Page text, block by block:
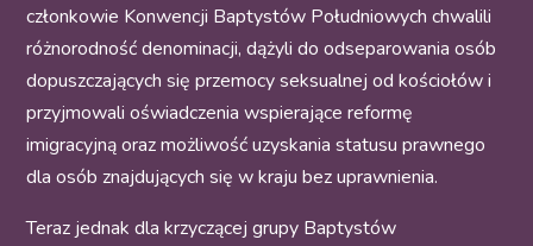
członkowie Konwencji Baptystów Południowych chwalili
różnorodność denominacji, dążyli do odseparowania osób
dopuszczających się przemocy seksualnej od kościołów i
przyjmowali oświadczenia wspierające reformę
imigracyjną oraz możliwość uzyskania statusu prawnego
dla osób znajdujących się w kraju bez uprawnienia.
Teraz jednak dla krzyczącej grupy Baptystów